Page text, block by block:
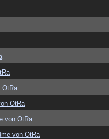
OtRa
OtRa
von OtRa
von OtRa